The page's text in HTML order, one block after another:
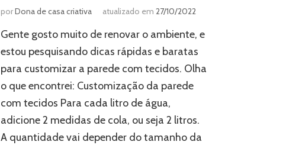
porDona de casa criativa atualizado em 27/10/2022
Gente gosto muito de renovar o ambiente, e
estou pesquisando dicas rápidas e baratas
para customizar a parede com tecidos. Olha
o que encontrei: Customização da parede
com tecidos Para cada litro de água,
adicione 2 medidas de cola, ou seja 2 litros.
A quantidade vai depender do tamanho da